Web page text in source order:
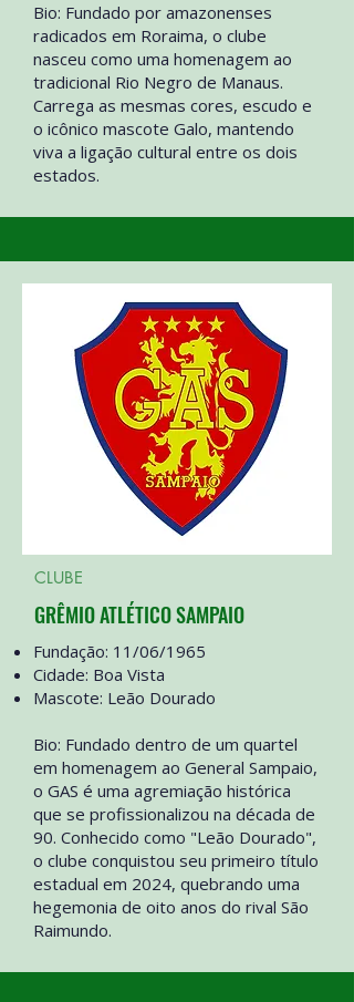
Bio: Fundado por amazonenses
radicados em Roraima, o clube
nasceu como uma homenagem ao
tradicional Rio Negro de Manaus.
Carrega as mesmas cores, escudo e
o icônico mascote Galo, mantendo
viva a ligação cultural entre os dois
estados.
CLUBE
GRÊMIO ATLÉTICO SAMPAIO
Fundação: 11/06/1965
Cidade: Boa Vista
Mascote: Leão Dourado
Bio: Fundado dentro de um quartel
em homenagem ao General Sampaio,
o GAS é uma agremiação histórica
que se profissionalizou na década de
90. Conhecido como "Leão Dourado",
o clube conquistou seu primeiro título
estadual em 2024, quebrando uma
hegemonia de oito anos do rival São
Raimundo.